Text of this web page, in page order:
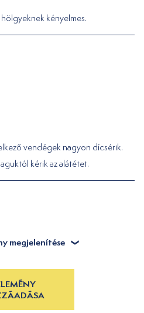
kényelmes.
vendégek nagyon dícsérik.
kérik az alátétet.
megjelenítése